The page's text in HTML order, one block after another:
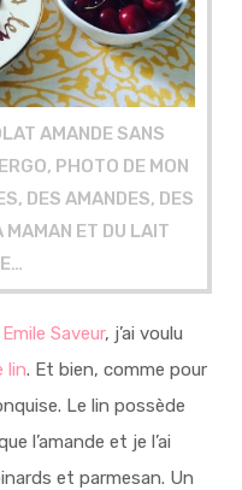
AMANDE SANS
PHOTO DE MON
DES AMANDES, DES
MAMAN ET DU LAIT
Emile Saveur, j’ai voulu
lin. Et bien, comme pour
Le lin possède
l’amande et je l’ai
et parmesan. Un